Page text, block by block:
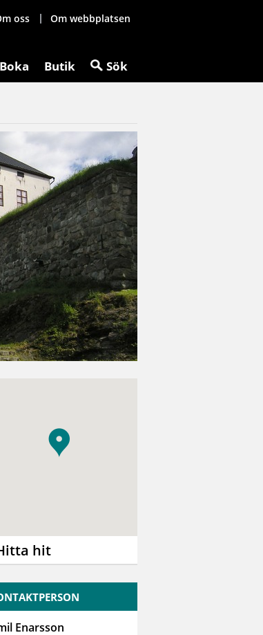
oss Om webbplatsen
Boka Butik Sök
hit
Enarsson